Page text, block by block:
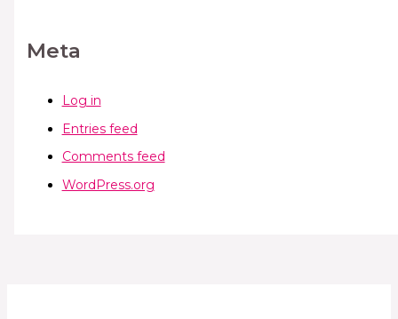
Meta
Log in
Entries feed
Comments feed
WordPress.org